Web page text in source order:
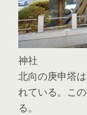
神社
北向の庚申塔
れている。こ
る。